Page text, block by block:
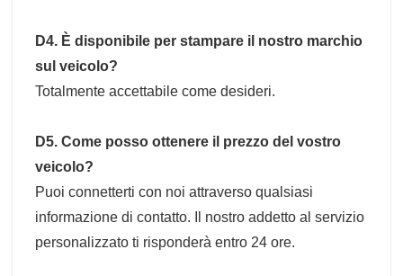
D4. È disponibile per stampare il nostro marchio
sul veicolo?
Totalmente accettabile come desideri.
D5. Come posso ottenere il prezzo del vostro
veicolo?
Puoi connetterti con noi attraverso qualsiasi
informazione di contatto. Il nostro addetto al servizio
personalizzato ti risponderà entro 24 ore.